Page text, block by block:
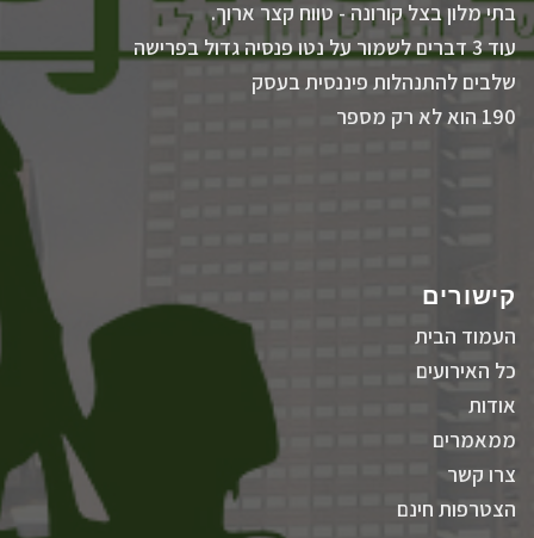
בתי מלון בצל קורונה - טווח קצר ארוך.
עוד 3 דברים לשמור על נטו פנסיה גדול בפרישה
שלבים להתנהלות פיננסית בעסק
190 הוא לא רק מספר
קישורים
העמוד הבית
כל האירועים
אודות
ממאמרים
צרו קשר
הצטרפות חינם